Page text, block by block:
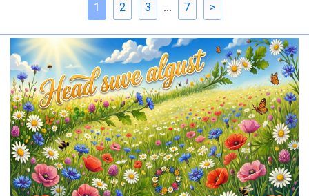
1 2 3 ... 7 >